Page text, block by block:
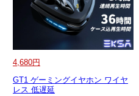
4,680円
GT1 ゲーミングイヤホン ワイヤ
レス 低遅延